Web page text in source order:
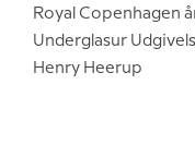
Royal Copenhagen
Underglasur
Henry Heerup